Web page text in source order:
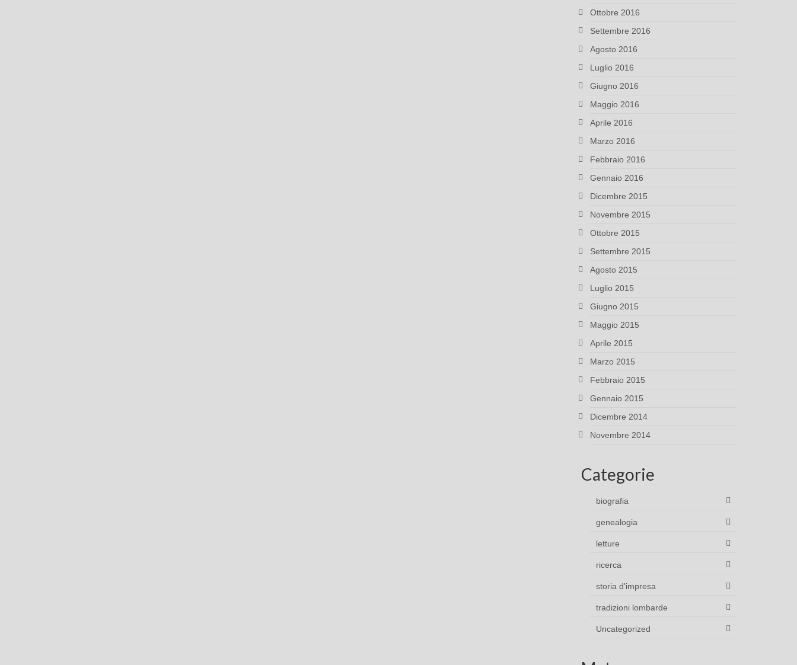
Ottobre 2016
Settembre 2016
Agosto 2016
Luglio 2016
Giugno 2016
Maggio 2016
Aprile 2016
Marzo 2016
Febbraio 2016
Gennaio 2016
Dicembre 2015
Novembre 2015
Ottobre 2015
Settembre 2015
Agosto 2015
Luglio 2015
Giugno 2015
Maggio 2015
Aprile 2015
Marzo 2015
Febbraio 2015
Gennaio 2015
Dicembre 2014
Novembre 2014
Categorie
biografia
genealogia
letture
ricerca
storia d'impresa
tradizioni lombarde
Uncategorized